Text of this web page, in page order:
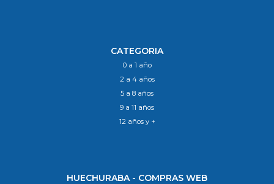
CATEGORIA
0 a 1 año
2 a 4 años
5 a 8 años
9 a 11 años
12 años y +
HUECHURABA - COMPRAS WEB